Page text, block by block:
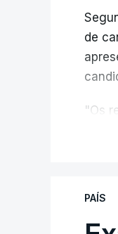
de
"Os
de
PAÍS